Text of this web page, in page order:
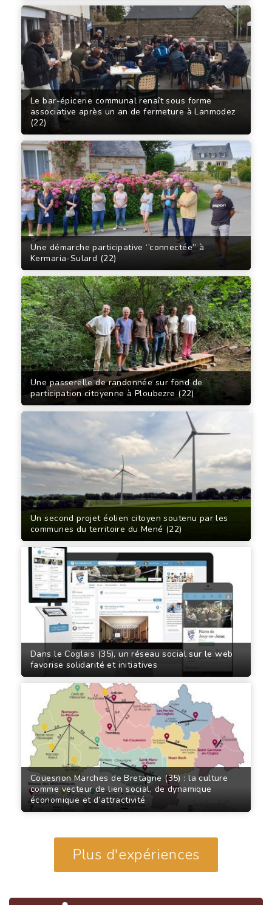
Le bar-épicerie communal renaît sous forme
associative après un an de fermeture à Lanmodez
(22)
Une démarche participative ‘’connectée’’ à
Kermaria-Sulard (22)
Une passerelle de randonnée sur fond de
participation citoyenne à Ploubezre (22)
Un second projet éolien citoyen soutenu par les
communes du territoire du Mené (22)
Dans le Coglais (35), un réseau social sur le web
favorise solidarité et initiatives
Couesnon Marches de Bretagne (35) : la culture
comme vecteur de lien social, de dynamique
économique et d’attractivité
Plus d'expériences